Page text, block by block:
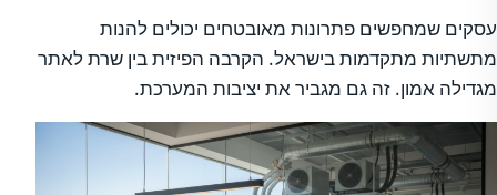
עסקים שמחפשים פתרונות מאובטחים יכולים להנות
מתשתיות מתקדמות בישראל. הקרבה הפיזית בין שרת לאתר
מגדילה אמון. זה גם מגביר את יציבות המערכת.